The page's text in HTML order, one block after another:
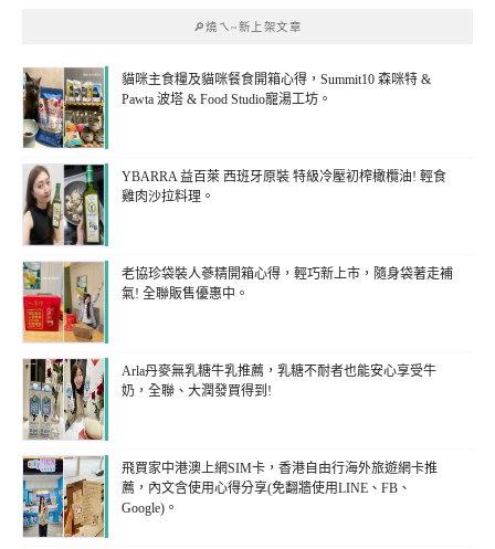
🔎燒ㄟ~新上架文章
貓咪主食糧及貓咪餐食開箱心得，Summit10 森咪特 &
Pawta 波塔 & Food Studio寵湯工坊。
YBARRA 益百萊 西班牙原裝 特級冷壓初榨橄欖油! 輕食
雞肉沙拉料理。
老協珍袋裝人蔘精開箱心得，輕巧新上市，隨身袋著走補
氣! 全聯販售優惠中。
Arla丹麥無乳糖牛乳推薦，乳糖不耐者也能安心享受牛
奶，全聯、大潤發買得到!
飛買家中港澳上網SIM卡，香港自由行海外旅遊網卡推
薦，內文含使用心得分享(免翻牆使用LINE、FB、
Google)。